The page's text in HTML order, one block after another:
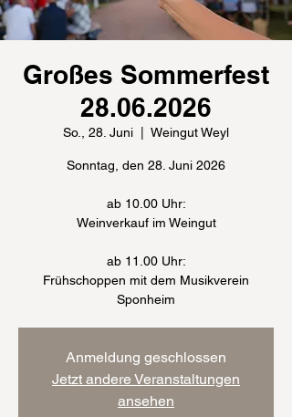
Großes Sommerfest
28.06.2026
So., 28. Juni Weingut Weyl
Sonntag, den 28. Juni 2026
ab 10.00 Uhr:
Weinverkauf im Weingut
ab 11.00 Uhr:
Frühschoppen mit dem Musikverein
Sponheim
Anmeldung geschlossen
Jetzt andere Veranstaltungen
ansehen